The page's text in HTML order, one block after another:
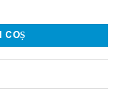
Brixton 250 ml
COȘ